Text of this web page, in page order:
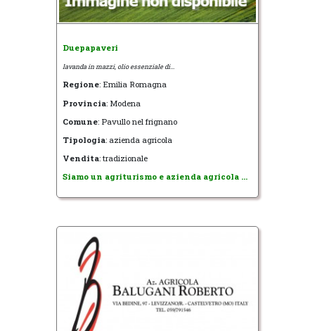
Duepapaveri
lavanda in mazzi, olio essenziale di...
Regione: Emilia Romagna
Provincia: Modena
Comune: Pavullo nel frignano
Tipologia: azienda agricola
Vendita: tradizionale
Siamo un agriturismo e azienda agricola ...